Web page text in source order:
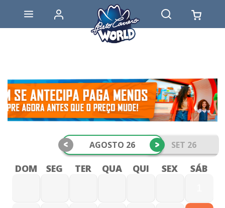
AGOSTO 26 SET 26
< >
DOM SEG TER QUA QUI SEX SÁB